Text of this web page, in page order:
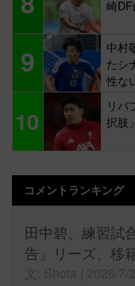
崎DF
9
中村
たシ
性な
10
リバ
択肢
コメントランキング
田中碧、練習試
告」リーズ、移